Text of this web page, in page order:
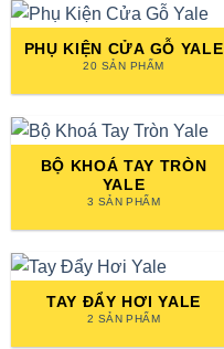
PHỤ KIỆN CỬA GỖ YALE
20 SẢN PHẨM
BỘ KHOÁ TAY TRÒN
YALE
3 SẢN PHẨM
TAY ĐẨY HƠI YALE
2 SẢN PHẨM